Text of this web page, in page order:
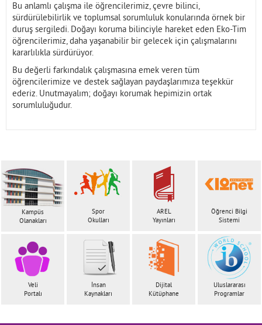
Bu anlamlı çalışma ile öğrencilerimiz, çevre bilinci,
sürdürülebilirlik ve toplumsal sorumluluk konularında örnek bir
duruş sergiledi. Doğayı koruma bilinciyle hareket eden Eko-Tim
öğrencilerimiz, daha yaşanabilir bir gelecek için çalışmalarını
kararlılıkla sürdürüyor.
Bu değerli farkındalık çalışmasına emek veren tüm
öğrencilerimize ve destek sağlayan paydaşlarımıza teşekkür
ederiz. Unutmayalım; doğayı korumak hepimizin ortak
sorumluluğudur.
Kampüs
Olanakları
Spor
Okulları
AREL
Yayınları
Öğrenci Bilgi
Sistemi
Veli
Portalı
İnsan
Kaynakları
Dijital
Kütüphane
Uluslararası
Programlar